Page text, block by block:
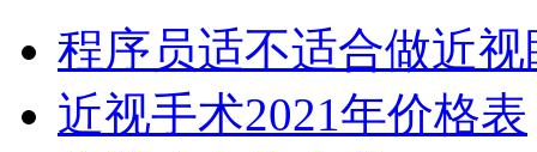
程序员适不适合做近视
近视手术2021年价格表